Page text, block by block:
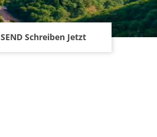
SEND Schreiben Jetzt